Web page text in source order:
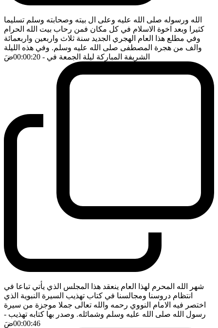
الله ورسوله صلى الله عليه وعلى ال بيته وصحابته وسلم تسليما
كثيرا وبعد اخوة الاسلام في كل مكان فمن رحاب بيت الله الحرام
وفي مطلع هذا العام الهجري الجديد سنة ثلاث واربعين واربعمائة
والف من هجرة المصطفى صلى الله عليه وسلم. وفي هذه الليلة
الشريفة المباركة ليلة الجمعة في - 00:00:20 ضَ
شهر الله المحرم لهذا العام ينعقد هذا المجلس الذي يأتي تباعا في
انتظام دروسنا ومجالسنا في كتاب تهذيب السيرة النبوية الذي
اختصر فيه الامام النووي رحمه والله تعالى جملا موجزة من سيرة
رسول الله صلى الله عليه وسلم وشمائله. وصدر بها كتابه تهذيب -
00:00:46ضَ